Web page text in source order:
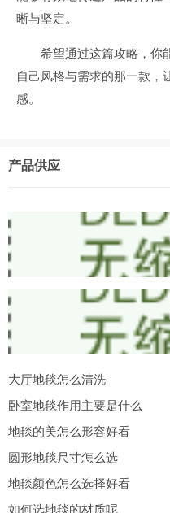
晰与坚定。
希望通过这篇攻略，你
自己风格与需求的那一款，
感。
产品供应
大厅地毯怎么清洗
卧室地毯作用主要是什么
地毯的美怎么形容好看
圆形地毯尺寸怎么选
地毯颜色怎么选择好看
如何选地毯的材质呢